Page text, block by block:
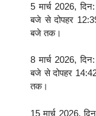
5 मार्च 2026,
बजे से दोपहर
बजे तक।
8 मार्च 2026,
बजे से दोपहर
तक।
15 मार्च 2026,